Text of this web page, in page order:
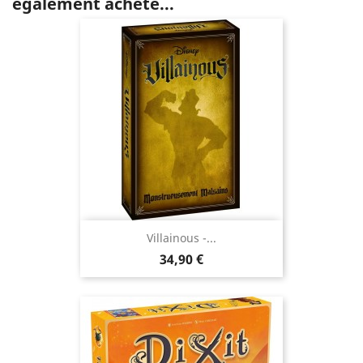
Villainous -...
Prix
34,90 €